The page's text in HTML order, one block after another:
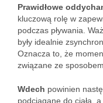
Prawidłowe
kluczową rolę w
podczas pływania.
były idealnie
Oznacza to, że
związane ze
Wdech powinien
podciągane do ciała, a